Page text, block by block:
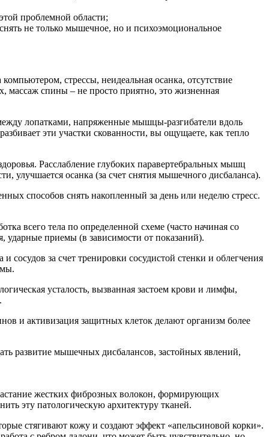
проблемной области;
не только мышечное, но и психоэмоциональное
стрессы, неидеальная осанка, отсутствие
массаж спины – не просто приятно, это жизненная
лопатками, напряженные мышцы-разгибатели вдоль
эти участки скованности, вы ощущаете, как тепло
Расслабление глубоких паравертебральных мышц
улучшается осанка (за счет снятия мышечного дисбаланса).
способов снять накопленный за день или неделю стресс.
всего тела по определенной схеме (часто начиная со
ударные приемы (в зависимости от показаний).
сосудов за счет тренировки сосудистой стенки и облегчения
усталость, вызванная застоем крови и лимфы,
и активизация защитных клеток делают организм более
развитие мышечных дисбалансов, застойных явлений,
жестких фиброзных волокон, формирующих
эту патологическую архитектуру тканей.
стягивают кожу и создают эффект «апельсиновой корки».